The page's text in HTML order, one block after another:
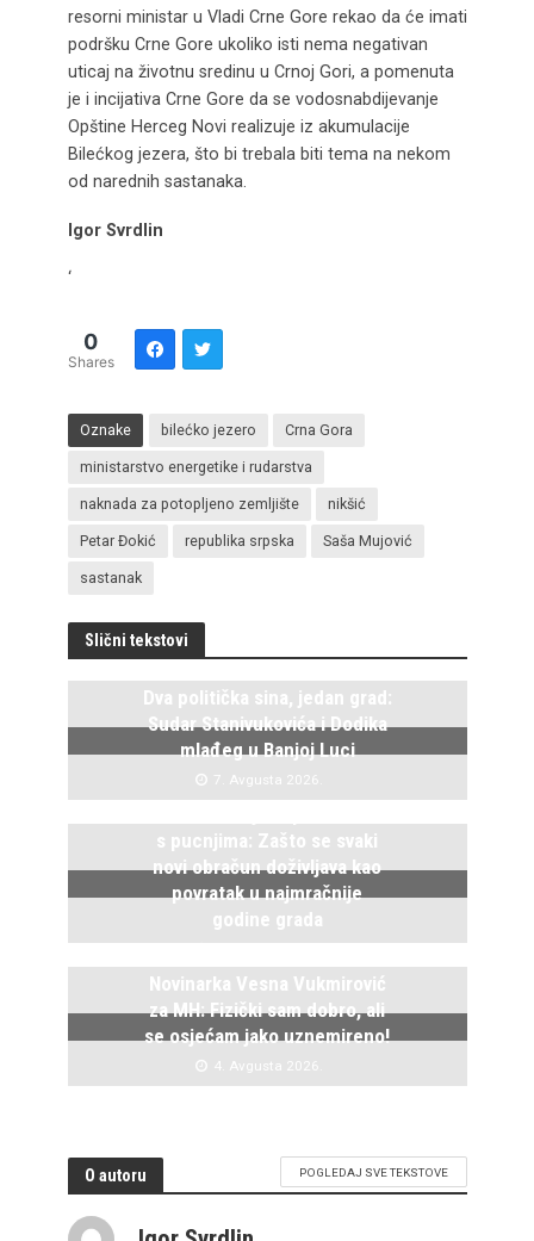
resorni ministar u Vladi Crne Gore rekao da će imati
podršku Crne Gore ukoliko isti nema negativan
uticaj na životnu sredinu u Crnoj Gori, a pomenuta
je i incijativa Crne Gore da se vodosnabdijevanje
Opštine Herceg Novi realizuje iz akumulacije
Bilećkog jezera, što bi trebala biti tema na nekom
od narednih sastanaka.
Igor Svrdlin
‘
0
Shares
Oznake bilećko jezero Crna Gora
ministarstvo energetike i rudarstva
naknada za potopljeno zemljište nikšić
Petar Đokić republika srpska Saša Mujović
sastanak
Slični tekstovi
Dva politička sina, jedan grad:
Sudar Stanivukovića i Dodika
mlađeg u Banjoj Luci
7. Avgusta 2026.
s pucnjima: Zašto se svaki
novi obračun doživljava kao
povratak u najmračnije
godine grada
Novinarka Vesna Vukmirović
za MH: Fizički sam dobro, ali
se osjećam jako uznemireno!
4. Avgusta 2026.
O autoru POGLEDAJ SVE TEKSTOVE